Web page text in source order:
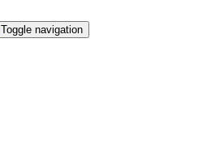
Toggle navigation